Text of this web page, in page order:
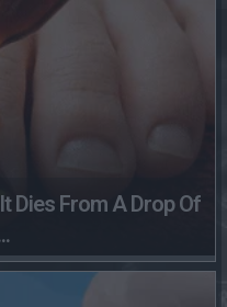
Dies From A Drop Of